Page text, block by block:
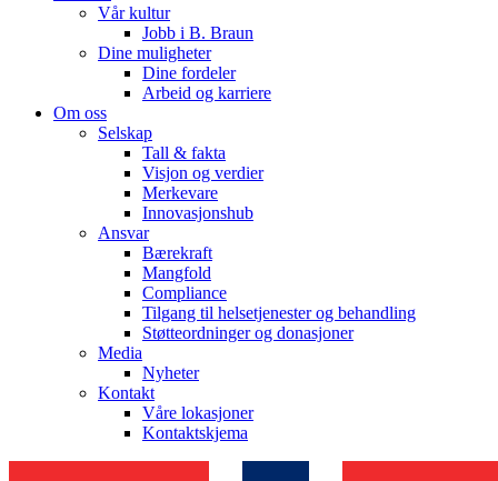
Vår kultur
Jobb i B. Braun
Dine muligheter
Dine fordeler
Arbeid og karriere
Om oss
Selskap
Tall & fakta
Visjon og verdier
Merkevare
Innovasjonshub
Ansvar
Bærekraft
Mangfold
Compliance
Tilgang til helsetjenester og behandling
Støtteordninger og donasjoner
Media
Nyheter
Kontakt
Våre lokasjoner
Kontaktskjema